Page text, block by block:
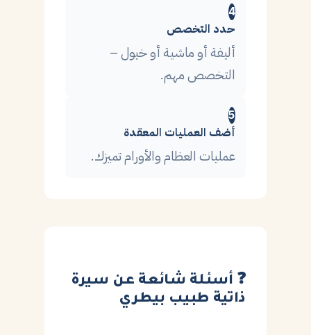
4
حدد التخصص
أليفة أو ماشية أو خيول –
التخصص مهم.
5
أضف العمليات المعقدة
عمليات العظام والأورام تميزك.
❓ أسئلة شائعة عن سيرة
ذاتية طبيب بيطري